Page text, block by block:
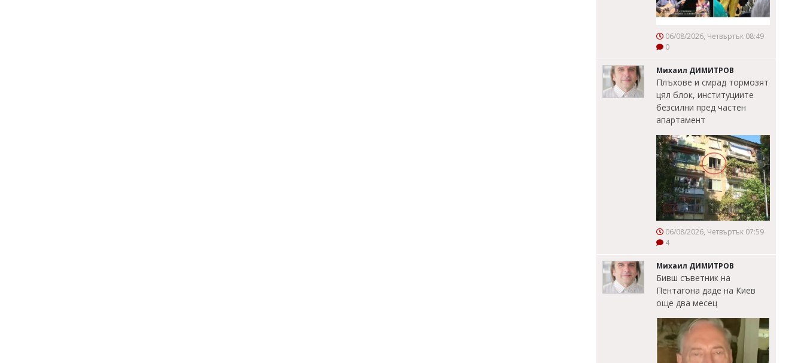
06/08/2026, Четвъртък 08:49
0
Михаил ДИМИТРОВ
Плъхове и смрад тормозят
цял блок, институциите
безсилни пред частен
апартамент
06/08/2026, Четвъртък 07:59
4
Михаил ДИМИТРОВ
Бивш съветник на
Пентагона даде на Киев
още два месец